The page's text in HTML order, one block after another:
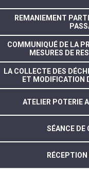
REMANIEMENT
COMMUNIQUÉ DE LA
MESURES DE
LA COLLECTE DES
ET MODIFICATION
ATELIER POTERIE
SÉANCE